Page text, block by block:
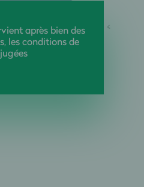
après bien des
les conditions de